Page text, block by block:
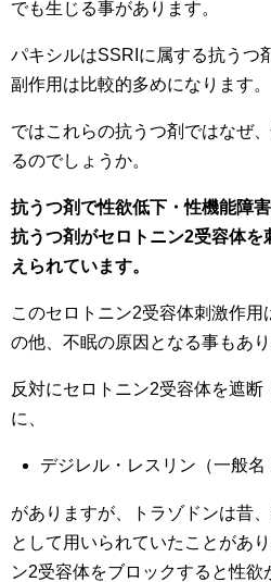
でも生じる事があります。
パキシルはSSRIに属する抗うつ
副作用は比較的多めになります。
ではこれらの抗うつ剤ではなぜ
るのでしょうか。
抗うつ剤で性欲低下・性機能障
抗うつ剤がセロトニン2受容体
えられています。
このセロトニン2受容体刺激作
の他、不眠の原因となる事もあり
反対にセロトニン2受容体を遮断
に、
デジレル・レスリン（一般名
がありますが、トラゾドンは昔
として用いられていたことがあ
ン2受容体をブロックすると性